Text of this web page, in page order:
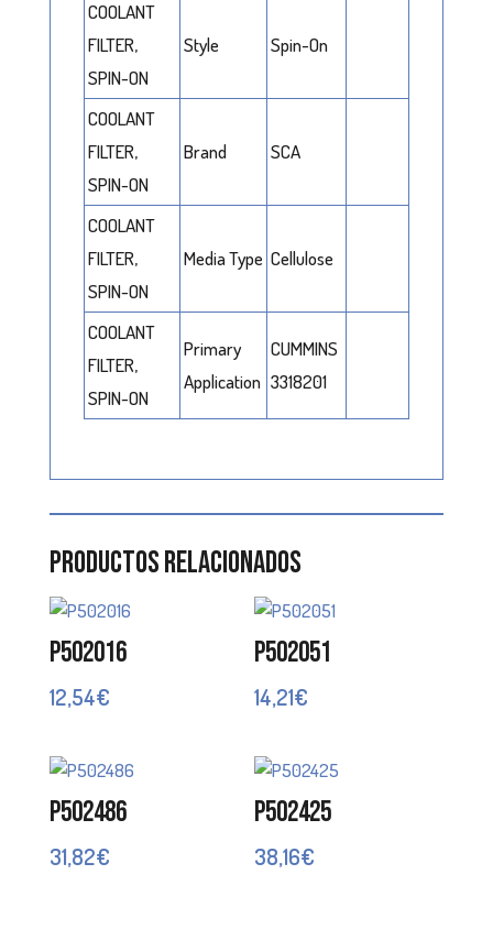
COOLANT
FILTER,
SPIN-ON
Style Spin-On
COOLANT
FILTER,
SPIN-ON
Brand SCA
COOLANT
FILTER,
SPIN-ON
Media Type Cellulose
COOLANT
FILTER,
SPIN-ON
Primary
Application
CUMMINS
3318201
Productos relacionados
P502016
12,54€
P502051
14,21€
P502486
31,82€
P502425
38,16€